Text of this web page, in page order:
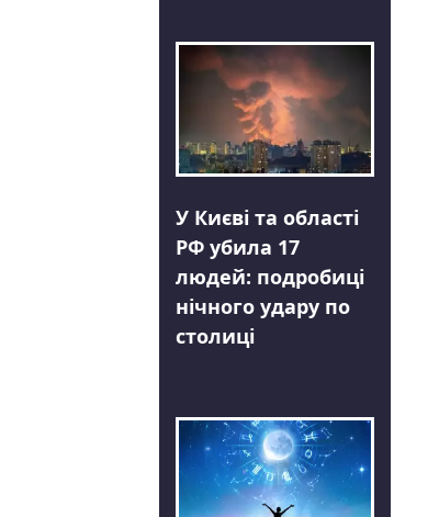
У Києві та області
РФ убила 17
людей: подробиці
нічного удару по
столиці